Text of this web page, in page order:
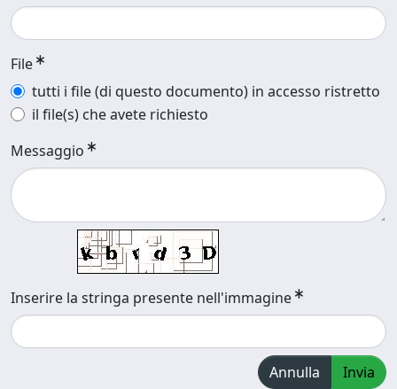
File
tutti i file (di questo documento) in accesso ristretto
il file(s) che avete richiesto
Messaggio
Inserire la stringa presente nell'immagine
Annulla Invia